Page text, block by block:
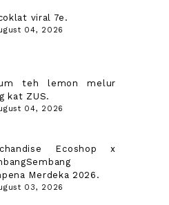
viral 7e.
04, 2026
teh lemon melur
kat ZUS.
04, 2026
Ecoshop x
Merdeka 2026.
03, 2026